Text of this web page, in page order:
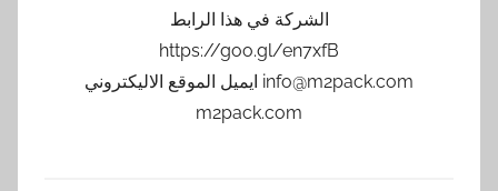
الشركة في هذا الرابط
https://goo.gl/en7xfB
info@m2pack.com ايميل الموقع الاليكتروني
m2pack.com